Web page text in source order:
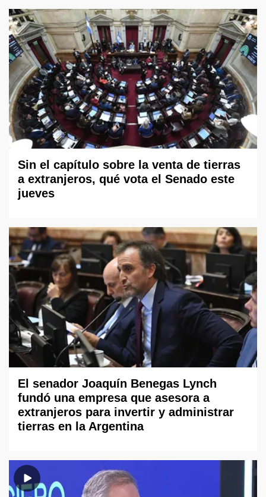
Sin el capítulo sobre la venta de tierras
a extranjeros, qué vota el Senado este
jueves
El senador Joaquín Benegas Lynch
fundó una empresa que asesora a
extranjeros para invertir y administrar
tierras en la Argentina